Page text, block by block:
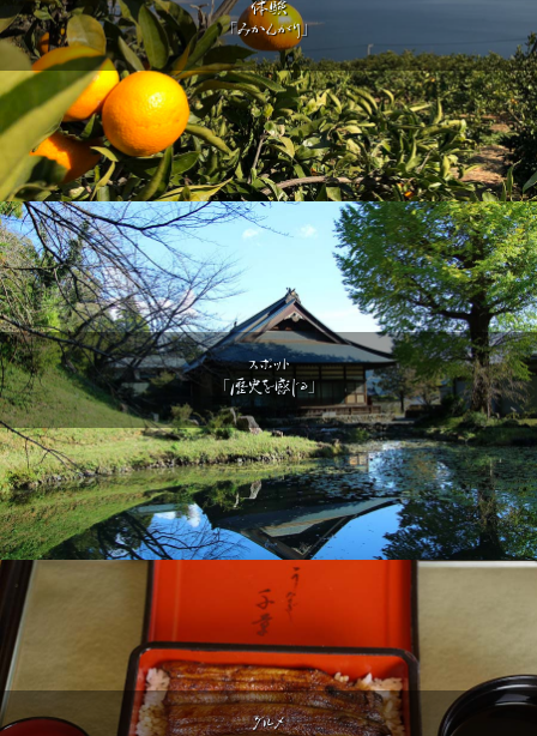
体験
「みかんがり」
スポット
「歴史を感じる」
グルメ